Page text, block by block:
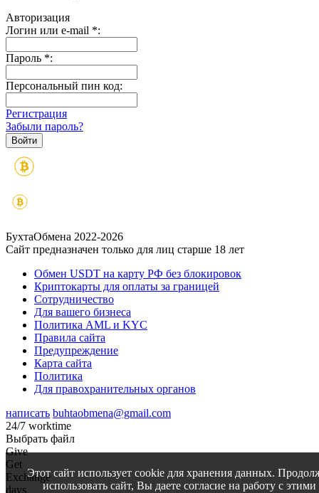
Авторизация
Логин или e-mail *:
Пароль *:
Персональный пин код:
Регистрация
Забыли пароль?
БухтаОбмена 2022-2026
Сайт предназначен только для лиц старше 18 лет
Обмен USDT на карту РФ без блокировок
Криптокарты для оплаты за границей
Сотрудничество
Для вашего бизнеса
Политика AML и KYC
Правила сайта
Предупреждение
Карта сайта
Политика
Для правохранительных органов
написать buhtaobmena@gmail.com
24/7 worktime
Выбрать файл
Give
Get
Exchange
days
Этот сайт использует cookie для хранения данных.
использовать сайт, Вы даете согласие на работу с этими